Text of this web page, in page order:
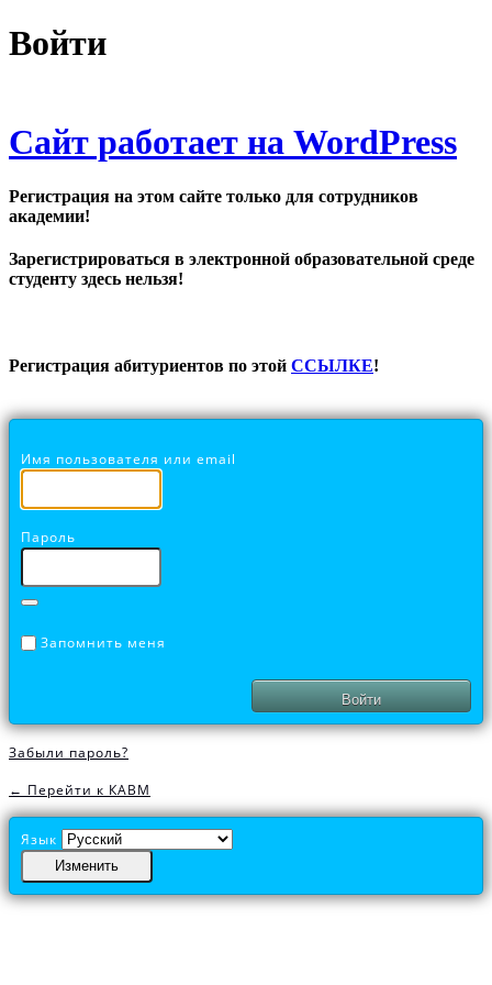
Войти
Сайт работает на WordPress
Регистрация на этом сайте только для сотрудников
академии!
Зарегистрироваться в электронной образовательной среде
студенту здесь нельзя!
Регистрация абитуриентов по этой ССЫЛКЕ!
Имя пользователя или email
Пароль
Запомнить меня
Забыли пароль?
← Перейти к КАВМ
Язык